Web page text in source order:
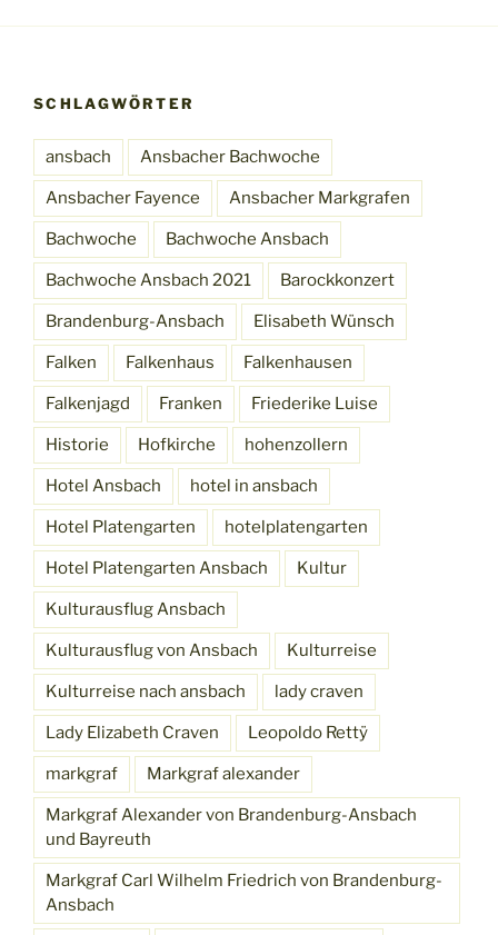
SCHLAGWÖRTER
ansbach Ansbacher Bachwoche
Ansbacher Fayence Ansbacher Markgrafen
Bachwoche Bachwoche Ansbach
Bachwoche Ansbach 2021 Barockkonzert
Brandenburg-Ansbach Elisabeth Wünsch
Falken Falkenhaus Falkenhausen
Falkenjagd Franken Friederike Luise
Historie Hofkirche hohenzollern
Hotel Ansbach hotel in ansbach
Hotel Platengarten hotelplatengarten
Hotel Platengarten Ansbach Kultur
Kulturausflug Ansbach
Kulturausflug von Ansbach Kulturreise
Kulturreise nach ansbach lady craven
Lady Elizabeth Craven Leopoldo Rettÿ
markgraf Markgraf alexander
Markgraf Alexander von Brandenburg-Ansbach
und Bayreuth
Markgraf Carl Wilhelm Friedrich von Brandenburg-
Ansbach